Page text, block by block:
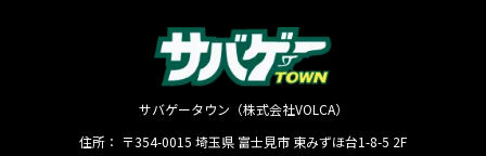
サバゲータウン（株式会社VOLCA）
住所： 〒354-0015 埼玉県 富士見市 東みずほ台1-8-5 2F